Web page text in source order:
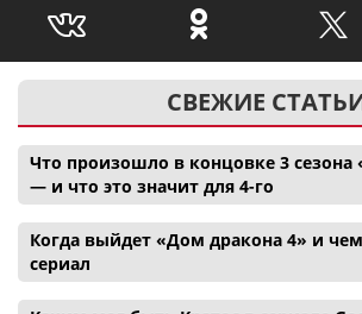
СВЕЖИЕ
Что произошло в концовке 3 сезона
— и что это значит для 4-го
Когда выйдет «Дом дракона 4» и
сериал